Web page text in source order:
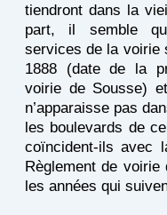
tiendront dans la
part, il semble
services de la voirie
1888 (date de la
voirie de Sousse)
n’apparaisse pas
les boulevards de
coïncident-ils avec
Règlement de voirie
les années qui